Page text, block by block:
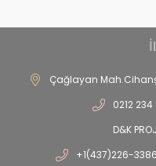
Çağlayan
0212
D&K
+1(437)226-